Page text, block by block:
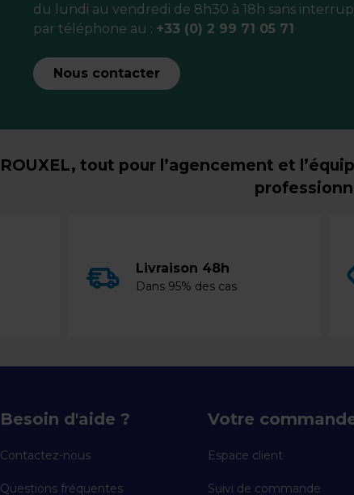
du lundi au vendredi de 8h30 à 18h sans
par téléphone au : +33 (0) 2 99 71 05 71
Nous contacter
ROUXEL, tout pour l’agencement et
Livraison 48h
Dans 95% des cas
Besoin d'aide ?
Contactez-nous
Questions fréquentes
Votre
Espace client
Suivi de commande